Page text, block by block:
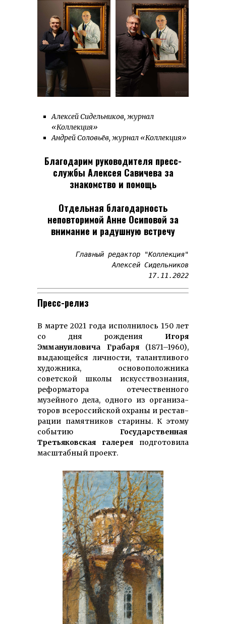
Алексей Сидельников, журнал
«Коллекция»
Андрей Соловьёв, журнал «Коллекция»
Благодарим руководителя пресс-
службы Алексея Савичева за
знакомство и помощь
Отдельная благодарность
неповторимой Анне Осиповой за
внимание и радушную встречу
Главный редактор "Коллекция"
Алексей Сидельников
17.11.2022
Пресс-релиз
В марте 2021 года исполнилось 150 лет
со дня рождения Игоря
Эммануиловича Грабаря(1871–1960),
выдающейся личности, талантливого
ху­дож­ни­ка, осно­во­полож­ника
советской шко­лы ис­кус­ство­знания,
реформатора оте­чествен­ного
музейного дела, одного из орга­низа­
торов все­рос­­сийской охраны и рестав­
ра­ции па­мятников ста­рины. К этому
событию Го­су­дар­ст­вен­ная
Третьяковская галерея под­готовила
масштабный проект.